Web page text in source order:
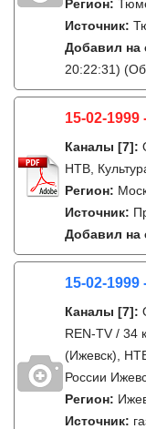
Регион:
Источник:
Добавил на
20:22:31)
15-02-1999
Каналы [7]:
НТВ,
Регион:
Источник:
Добавил на
15-02-1999
Каналы [7]:
REN-TV / 34
(Ижевск),
России
Регион:
Источник: